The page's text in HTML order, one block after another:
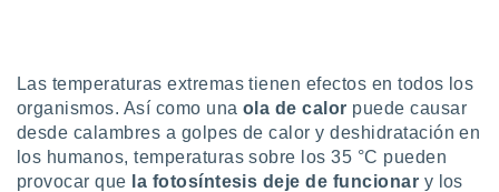
nuestra
y
Las temperaturas extremas tienen efectos en todos los
organismos. Así como una ola de calor puede causar
desde calambres a golpes de calor y deshidratación en
los humanos, temperaturas sobre los 35 °C pueden
provocar que la fotosíntesis deje de funcionar y los